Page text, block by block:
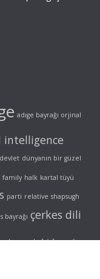
adıge bayrağı orjinal
intelligence
devlet dünyanın bir güzel
family halk kartal tüyü
parti relative shapsugh
bayrağı çerkes dili
çerke[s/z] şapsığ